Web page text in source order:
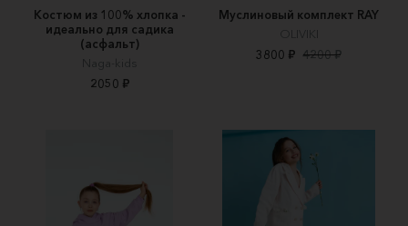
Костюм из 100% хлопка -
идеально для садика
(асфальт)
Naga-kids
2050 ₽
Муслиновый комплект RAY
OLIVIKI
3800 ₽ 4200 ₽